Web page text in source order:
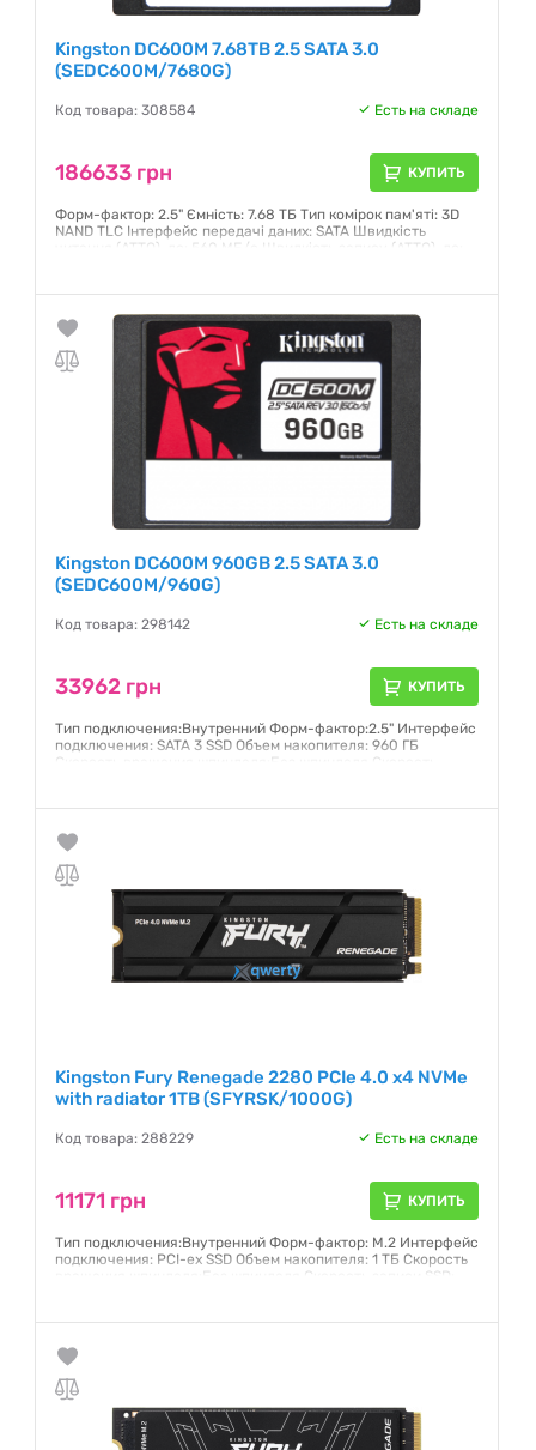
Kingston DC600M 7.68TB 2.5 SATA 3.0
(SEDC600M/7680G)
Код товара: 308584 Есть на складе
186633 грн КУПИТЬ
Форм-фактор: 2.5" Ємність: 7.68 ТБ Тип комірок пам'яті: 3D
NAND TLC Інтерфейс передачі даних: SATA Швидкість
читання (ATTO), до: 560 МБ/с Швидкість запису (ATTO), до:
Гарантия:36 месяцев
Kingston DC600M 960GB 2.5 SATA 3.0
(SEDC600M/960G)
Код товара: 298142 Есть на складе
33962 грн КУПИТЬ
Тип подключения:Внутренний Форм-фактор:2.5" Интерфейс
подключения: SATA 3 SSD Объем накопителя: 960 ГБ
Скорость вращения шпинделя:Без шпинделя Скорость
Гарантия:5 лет
Kingston Fury Renegade 2280 PCIe 4.0 x4 NVMe
with radiator 1TB (SFYRSK/1000G)
Код товара: 288229 Есть на складе
11171 грн КУПИТЬ
Тип подключения:Внутренний Форм-фактор: M.2 Интерфейс
подключения: PCI-ex SSD Объем накопителя: 1 ТБ Скорость
вращения шпинделя:Без шпинделя Скорость записи SSD:
Гарантия:5 лет